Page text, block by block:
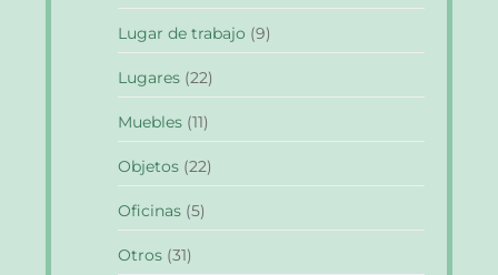
Lugar de trabajo (9)
Lugares (22)
Muebles (11)
Objetos (22)
Oficinas (5)
Otros (31)